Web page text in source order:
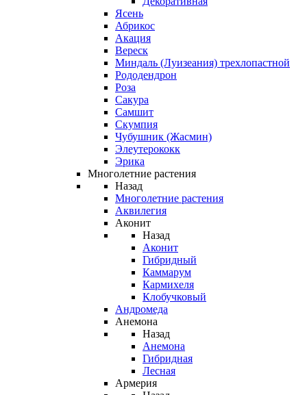
Ясень
Абрикос
Акация
Вереск
Миндаль (Луизеания) трехлопастной
Рододендрон
Роза
Сакура
Самшит
Скумпия
Чубушник (Жасмин)
Элеутерококк
Эрика
Многолетние растения
Назад
Многолетние растения
Аквилегия
Аконит
Назад
Аконит
Гибридный
Каммарум
Кармихеля
Клобучковый
Андромеда
Анемона
Назад
Анемона
Гибридная
Лесная
Армерия